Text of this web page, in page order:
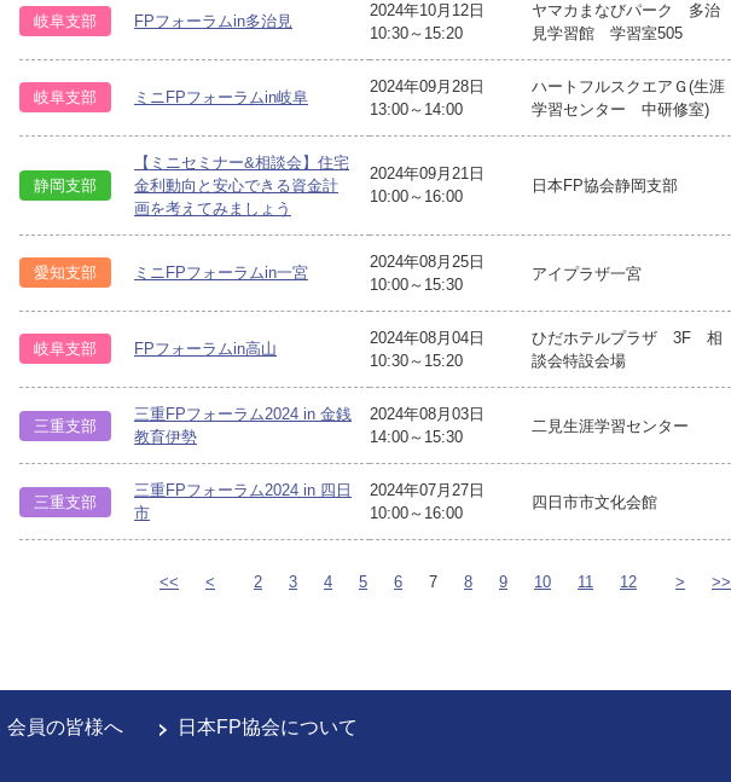
岐阜支部 FPフォーラムin多治見
2024年10月12日
10:30～15:20
ヤマカまなびパーク 多治
見学習館 学習室505
岐阜支部 ミニFPフォーラムin岐阜
2024年09月28日
13:00～14:00
ハートフルスクエアＧ(生涯
学習センター 中研修室)
静岡支部
【ミニセミナー&相談会】住宅
金利動向と安心できる資金計
画を考えてみましょう
2024年09月21日
10:00～16:00
日本FP協会静岡支部
愛知支部 ミニFPフォーラムin一宮
2024年08月25日
10:00～15:30
アイプラザ一宮
岐阜支部 FPフォーラムin高山
2024年08月04日
10:30～15:20
ひだホテルプラザ 3F 相
談会特設会場
三重支部
三重FPフォーラム2024 in 金銭
教育伊勢
2024年08月03日
14:00～15:30
二見生涯学習センター
三重支部
三重FPフォーラム2024 in 四日
市
2024年07月27日
10:00～16:00
四日市市文化会館
<< < 2 3 4 5 6 7 8 9 10 11 12 > >>
会員の皆様へ 日本FP協会について